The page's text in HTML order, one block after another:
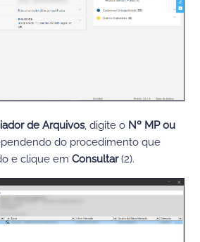
de Arquivos, digite o Nº MP ou
do procedimento que
e clique emConsultar(2).